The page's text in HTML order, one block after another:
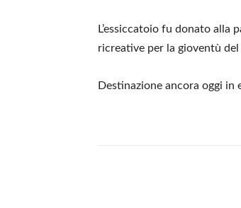
L’essiccatoio fu donato alla
ricreative per la gioventù del
Destinazione ancora oggi in